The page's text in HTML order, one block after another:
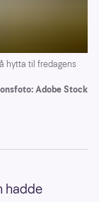
hytta til fredagens
Adobe Stock
hadde